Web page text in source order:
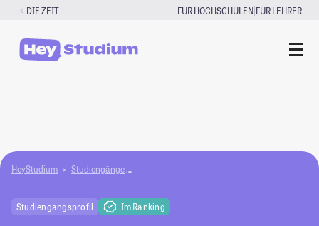
Zum
springen
DIE ZEIT FÜR HOCHSCHULEN|FÜR LEHRER
HeyStudium Studiengänge
Studiengangsprofil Im Ranking